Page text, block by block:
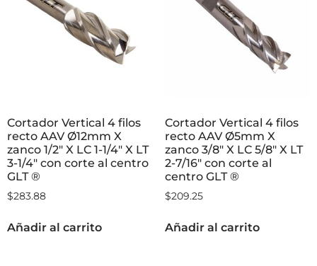
Cortador Vertical 4 filos
recto AAV Ø12mm X
zanco 1/2″ X LC 1-1/4″ X LT
3-1/4″ con corte al centro
GLT ®
$283.88
Añadir al carrito
Cortador Vertical 4 filos
recto AAV Ø5mm X
zanco 3/8″ X LC 5/8″ X LT
2-7/16″ con corte al
centro GLT ®
$209.25
Añadir al carrito